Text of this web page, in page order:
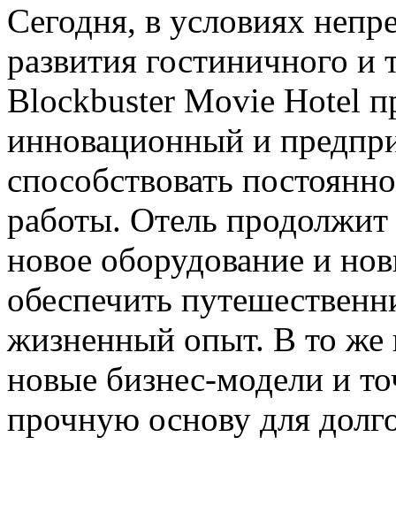
Сегодня, в условиях
развития гостиничного и
Blockbuster Movie Hotel
инновационный и
способствовать
работы. Отель продолжит
новое оборудование и
обеспечить
жизненный опыт. В то же
новые бизнес-модели и
прочную основу для